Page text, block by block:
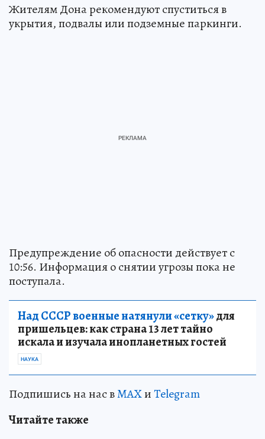
Жителям Дона рекомендуют спуститься в
укрытия, подвалы или подземные паркинги.
Предупреждение об опасности действует с
10:56. Информация о снятии угрозы пока не
поступала.
Над СССР военные натянули «сетку»для
пришельцев: как страна 13 лет тайно
искала и изучала инопланетных гостей
НАУКА
Подпишись на нас вMAXиTelegram
Читайте также